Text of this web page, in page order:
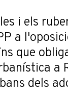
i els
a
que
a
dels